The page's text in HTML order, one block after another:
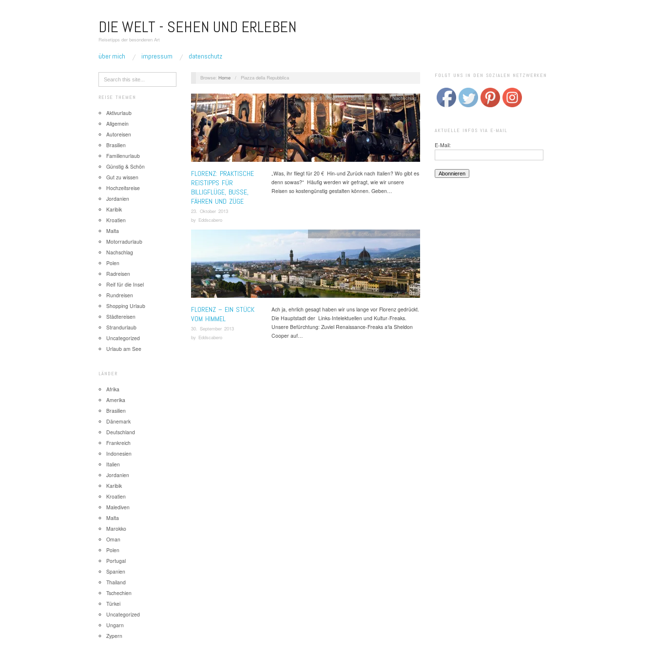
DIE WELT - SEHEN UND ERLEBEN
Reisetipps der besonderen Art
über mich impressum datenschutz
REISE THEMEN
Aktivurlaub
Allgemein
Autoreisen
Brasilien
Familienurlaub
Günstig & Schön
Gut zu wissen
Hochzeitsreise
Jordanien
Karibik
Kroatien
Malta
Motorradurlaub
Nachschlag
Polen
Radreisen
Reif für die Insel
Rundreisen
Shopping Urlaub
Städtereisen
Strandurlaub
Uncategorized
Urlaub am See
LÄNDER
Afrika
Amerika
Brasilien
Dänemark
Deutschland
Frankreich
Indonesien
Italien
Jordanien
Karibik
Kroatien
Malediven
Malta
Marokko
Oman
Polen
Portugal
Spanien
Thailand
Tschechien
Türkei
Uncategorized
Ungarn
Zypern
Browse: Home / Piazza della Repubblica
FLORENZ: PRAKTISCHE
REISTIPPS FÜR
BILLIGFLÜGE, BUSSE,
FÄHREN UND ZÜGE
23. Oktober 2013
by Eddscabero
Günstig & Schön,Gut zu wissen, Italien,Nachschlag
„Was, ihr fliegt für 20 € Hin-und Zurück nach Italien? Wo gibt es
denn sowas?“ Häufig werden wir gefragt, wie wir unsere
Reisen so kostengünstig gestalten können. Geben…
FLORENZ – EIN STÜCK
VOM HIMMEL
30. September 2013
by Eddscabero
Allgemein Günstig & Schön, Italien Städtereisen
Ach ja, ehrlich gesagt haben wir uns lange vor Florenz gedrückt.
Die Hauptstadt der Links-Intelektuellen und Kultur-Freaks.
Unsere Befürchtung: Zuviel Renaissance-Freaks a‘la Sheldon
Cooper auf…
FOLGT UNS IN DEN SOZIALEN NETZWERKEN
AKTUELLE INFOS VIA E-MAIL
E-Mail: